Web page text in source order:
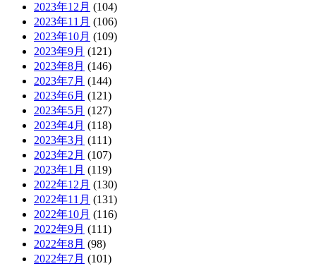
2023年12月 (104)
2023年11月 (106)
2023年10月 (109)
2023年9月 (121)
2023年8月 (146)
2023年7月 (144)
2023年6月 (121)
2023年5月 (127)
2023年4月 (118)
2023年3月 (111)
2023年2月 (107)
2023年1月 (119)
2022年12月 (130)
2022年11月 (131)
2022年10月 (116)
2022年9月 (111)
2022年8月 (98)
2022年7月 (101)